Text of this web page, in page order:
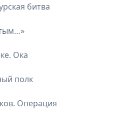
битва
Ока
полк
Операция